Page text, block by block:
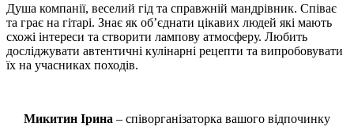
Душа компанії, веселий гід та справжній мандрівник. Співає
та грає на гітарі. Знає як об’єднати цікавих людей які мають
схожі інтереси та створити лампову атмосферу. Любить
досліджувати автентичні кулінарні рецепти та випробовувати
їх на учасниках походів.
Микитин Ірина – співорганізаторка вашого відпочинку